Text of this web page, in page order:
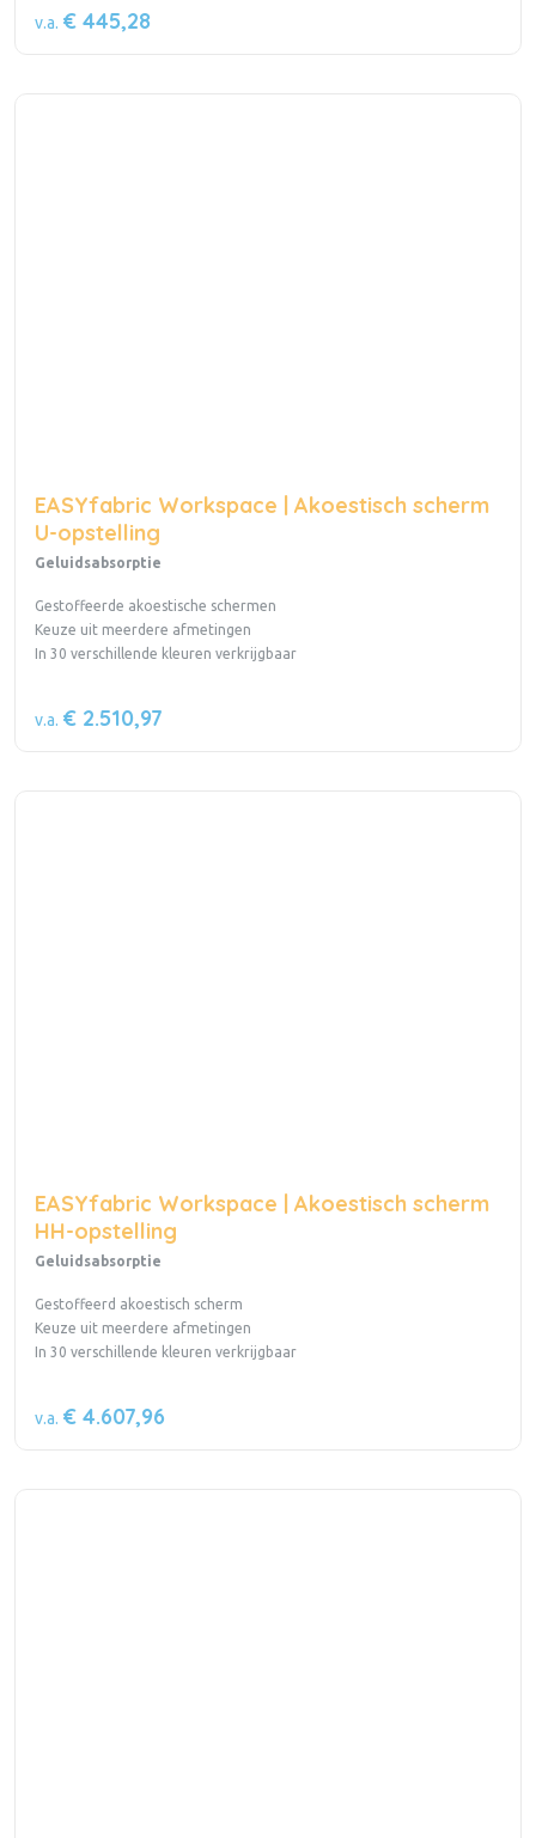
v.a. € 445,28
EASYfabric Workspace | Akoestisch scherm
U-opstelling
Geluidsabsorptie
Gestoffeerde akoestische schermen
Keuze uit meerdere afmetingen
In 30 verschillende kleuren verkrijgbaar
v.a. € 2.510,97
EASYfabric Workspace | Akoestisch scherm
HH-opstelling
Geluidsabsorptie
Gestoffeerd akoestisch scherm
Keuze uit meerdere afmetingen
In 30 verschillende kleuren verkrijgbaar
v.a. € 4.607,96